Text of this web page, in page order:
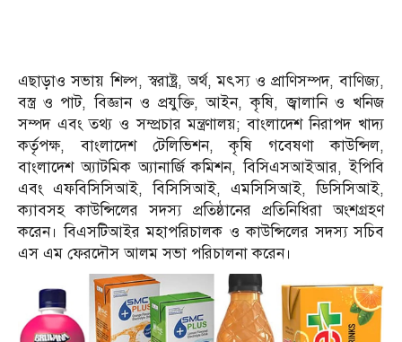
এছাড়াও সভায় শিল্প, স্বরাষ্ট্র, অর্থ, মৎস্য ও প্রাণিসম্পদ, বাণিজ্য,
বস্ত্র ও পাট, বিজ্ঞান ও প্রযুক্তি, আইন, কৃষি, জ্বালানি ও খনিজ
সম্পদ এবং তথ্য ও সম্প্রচার মন্ত্রণালয়; বাংলাদেশ নিরাপদ খাদ্য
কর্তৃপক্ষ, বাংলাদেশ টেলিভিশন, কৃষি গবেষণা কাউন্সিল,
বাংলাদেশ অ্যাটমিক অ্যানার্জি কমিশন, বিসিএসআইআর, ইপিবি
এবং এফবিসিসিআই, বিসিসিআই, এমসিসিআই, ডিসিসিআই,
ক্যাবসহ কাউন্সিলের সদস্য প্রতিষ্ঠানের প্রতিনিধিরা অংশগ্রহণ
করেন। বিএসটিআইর মহাপরিচালক ও কাউন্সিলের সদস্য সচিব
এস এম ফেরদৌস আলম সভা পরিচালনা করেন।